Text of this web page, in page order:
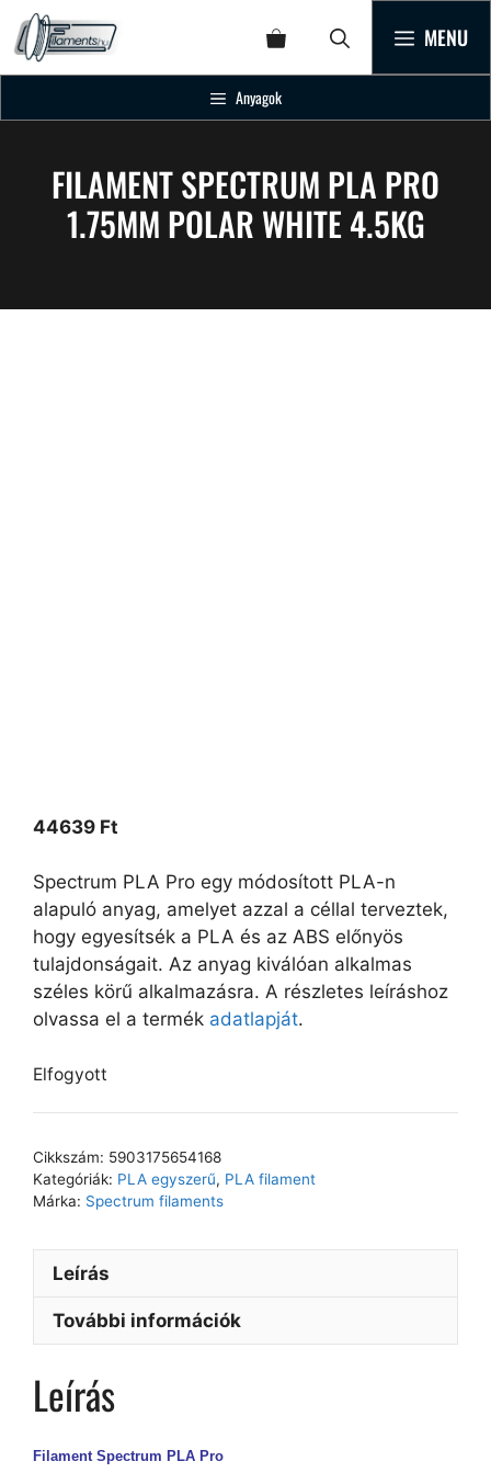
MENU
Anyagok
FILAMENT SPECTRUM PLA PRO
1.75MM POLAR WHITE 4.5KG
44639 Ft
Spectrum PLA Pro egy módosított PLA-n
alapuló anyag, amelyet azzal a céllal terveztek,
hogy egyesítsék a PLA és az ABS előnyös
tulajdonságait. Az anyag kiválóan alkalmas
széles körű alkalmazásra. A részletes leíráshoz
olvassa el a termék adatlapját.
Elfogyott
Cikkszám: 5903175654168
Kategóriák: PLA egyszerű, PLA filament
Márka: Spectrum filaments
Leírás
További információk
Leírás
Filament Spectrum PLA Pro